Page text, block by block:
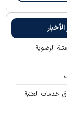
الرضوية
خدمات العتبة